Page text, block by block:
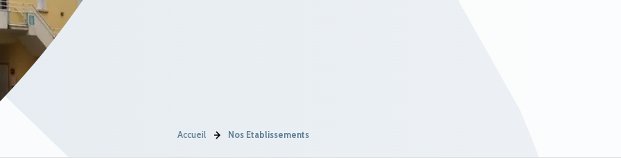
Accueil Nos Établissements